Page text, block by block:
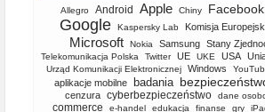
Allegro Android Apple Chiny Facebook
Google Kaspersky Lab Komisja
Microsoft Nokia Samsung Stany
Telekomunikacja Polska Twitter UE UKE USA
Urząd Komunikacji Elektronicznej Windows
aplikacje mobilne badania
cenzura cyberbezpieczeństwo dane
commerce
e-handel edukacja finanse gry